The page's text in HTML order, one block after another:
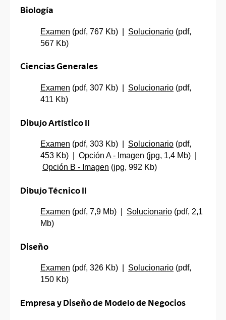
Biología
Examen (pdf, 767 Kb) | Solucionario (pdf,
567 Kb)
Ciencias Generales
Examen (pdf, 307 Kb) | Solucionario (pdf,
411 Kb)
Dibujo Artístico II
Examen (pdf, 303 Kb) | Solucionario (pdf,
453 Kb) | Opción A - Imagen (jpg, 1,4 Mb) |
Opción B - Imagen (jpg, 992 Kb)
Dibujo Técnico II
Examen (pdf, 7,9 Mb) | Solucionario (pdf, 2,1
Mb)
Diseño
Examen (pdf, 326 Kb) | Solucionario (pdf,
150 Kb)
Empresa y Diseño de Modelo de Negocios